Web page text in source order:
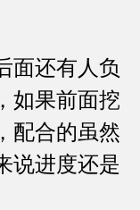
还有人负
如果前面挖
配合的虽然
说进度还是